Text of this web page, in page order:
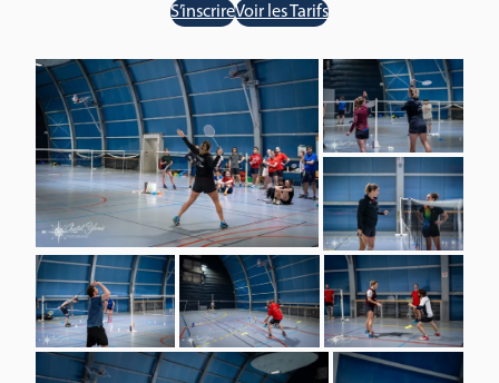
S’inscrireVoir les Tarifs